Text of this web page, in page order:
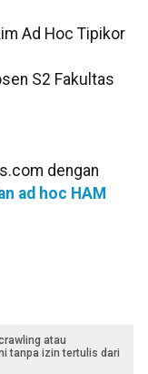
Ad Hoc Tipikor
S2 Fakultas
dengan
ad hoc HAM
atau
tanpa izin tertulis dari